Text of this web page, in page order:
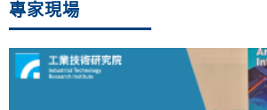
專家現場